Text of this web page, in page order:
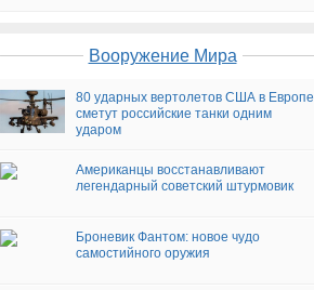
Вооружение Мира
80 ударных вертолетов США в Европе
сметут российские танки одним
ударом
Американцы восстанавливают
легендарный советский штурмовик
Броневик Фантом: новое чудо
самостийного оружия